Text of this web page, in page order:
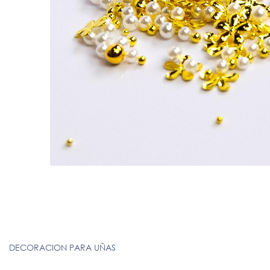
DECORACION PARA UÑAS